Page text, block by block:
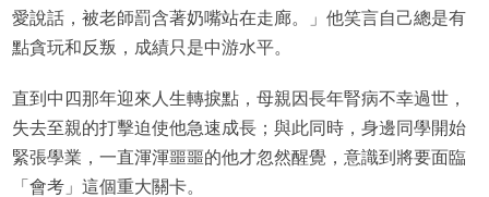
愛說話，被老師罰含著奶嘴站在走廊。」他笑言自己總是有
點貪玩和反叛，成績只是中游水平。
直到中四那年迎來人生轉捩點，母親因長年腎病不幸過世，
失去至親的打擊迫使他急速成長；與此同時，身邊同學開始
緊張學業，一直渾渾噩噩的他才忽然醒覺，意識到將要面臨
「會考」這個重大關卡。